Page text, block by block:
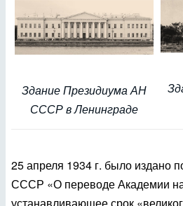
Здание Президиума АН
СССР в Ленинграде
25 апреля 1934 г. было издано
СССР «О переводе Академии